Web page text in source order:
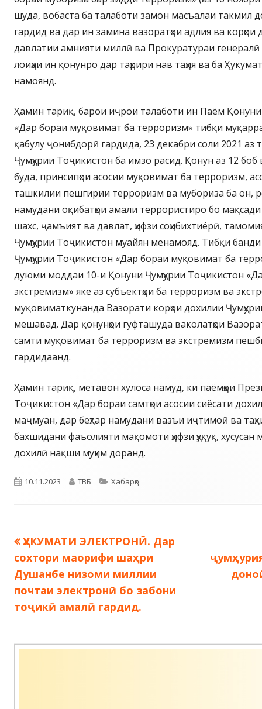
шуда, вобаста ба талаботи замон масъалаи такмил
гардид ва дар ин замина вазоратҳои адлия ва
давлатии амнияти миллӣ ва Прокуратураи
лоиҳаи ин қонунро дар таҳрири нав таҳия ва ба
намоянд.
Ҳамин тариқ, барои иҷрои талаботи ин Паём
«Дар бораи муқовимат ба терроризм» тибқи
қабулу ҷонибдорӣ гардида, 23 декабри соли 2021
Ҷумҳурии Тоҷикистон ба имзо расид. Қонун аз 12
буда, принсипҳои асосии муқовимат ба терроризм,
ташкилии пешгирии терроризм ва мубориза ба он,
намудани оқибатҳои амали террористиро бо
шахс, ҷамъият ва давлат, ҳифзи соҳибихтиёрӣ,
Ҷумҳурии Тоҷикистон муайян менамояд. Тибқи
Ҷумҳурии Тоҷикистон «Дар бораи муқовимат ба
дуюми моддаи 10-и Қонуни Ҷумҳурии Тоҷикистон
экстремизм» яке аз субъектҳои ба терроризм ва
муқовиматкунанда Вазорати корҳои дохилии
мешавад. Дар қонунҳои гуфташуда ваколатҳои
самти муқовимат ба терроризм ва экстремизм
гардидаанд.
Ҳамин тариқ, метавон хулоса намуд, ки паёмҳои
Тоҷикистон «Дар бораи самтҳои асосии сиёсати
маҷмуан, дар беҳтар намудани вазъи иҷтимоӣ ва
бахшидани фаъолияти мақомоти ҳифзи ҳуқуқ, хусусан
дохилӣ нақши муҳим доранд.
Опубликовано
10.11.2023 Автор
ТВБ Рубрики
Хабарҳо
Навигация
по
записям
Предыдущая
запись:
ҲУКУМАТИ ЭЛЕКТРОНӢ. Дар
сохтори маорифи шаҳри
Душанбе низоми миллии
почтаи электронӣ бо забони
тоҷикӣ амалӣ гардид.
Содержимое